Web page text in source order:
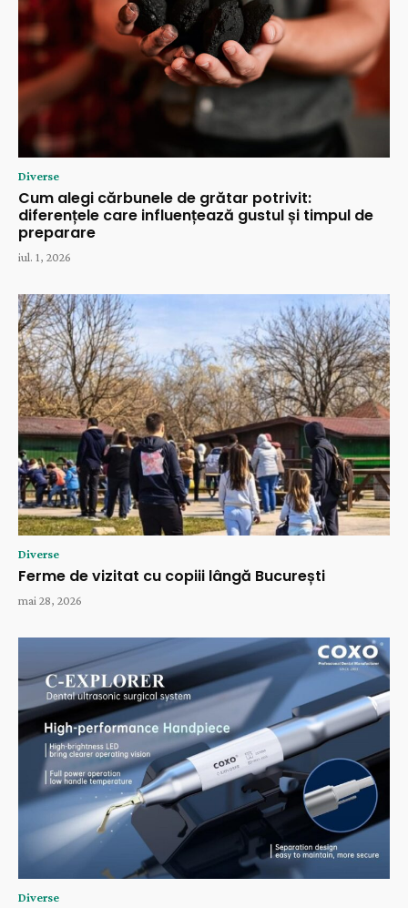
Diverse
Cum alegi cărbunele de grătar potrivit:
diferențele care influențează gustul și timpul de
preparare
iul. 1, 2026
Diverse
Ferme de vizitat cu copiii lângă București
mai 28, 2026
Diverse